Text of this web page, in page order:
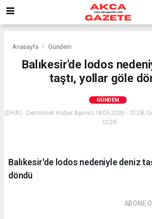
Anasayfa Gündem
Balıkesir'de lodos
taştı, yollar göle
GÜNDEM
(DHA) - Demirören Haber Ajansı | 18.05.2026 - 12:28,
12:28
Balıkesir'de lodos nedeniyle deniz
döndü
ABONE